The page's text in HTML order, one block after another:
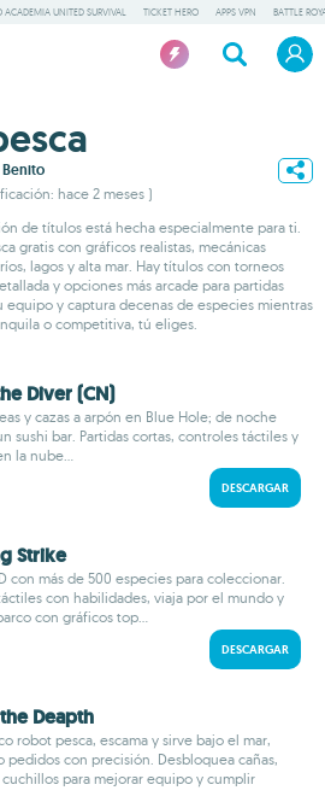
ACADEMIA UNITED SURVIVAL TICKET HERO APPS VPN BATTLE
hace 2 meses )
de títulos está hecha especialmente para ti.
gratis con gráficos realistas, mecánicas
lagos y alta mar. Hay títulos con torneos
y opciones más arcade para partidas
equipo y captura decenas de especies mientras
o competitiva, tú eliges.
Diver (CN)
y cazas a arpón en Blue Hole; de noche
sushi bar. Partidas cortas, controles táctiles y
la nube...
DESCARGAR
Strike
con más de 500 especies para coleccionar.
con habilidades, viaja por el mundo y
con gráficos top...
DESCARGAR
Deapth
robot pesca, escama y sirve bajo el mar,
pedidos con precisión. Desbloquea cañas,
para mejorar equipo y cumplir